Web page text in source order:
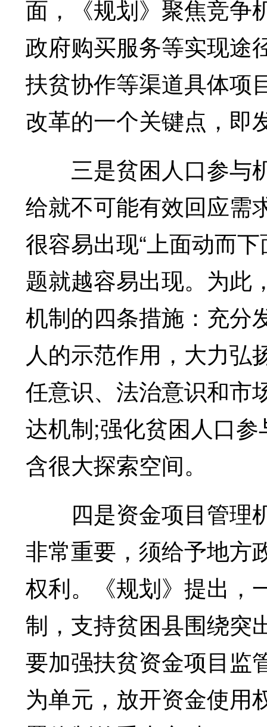
面，《规划》聚焦竞争
政府购买服务等实现途
扶贫协作等渠道具体项
改革的一个关键点，即
三是贫困人口参与
给就不可能有效回应需
很容易出现“上面动而
题就越容易出现。为此
机制的四条措施：充分
人的示范作用，大力弘
任意识、法治意识和市
达机制;强化贫困人口
含很大探索空间。
四是资金项目管理
非常重要，须给予地方
权利。《规划》提出，
制，支持贫困县围绕突
要加强扶贫资金项目监
为单元，放开资金使用